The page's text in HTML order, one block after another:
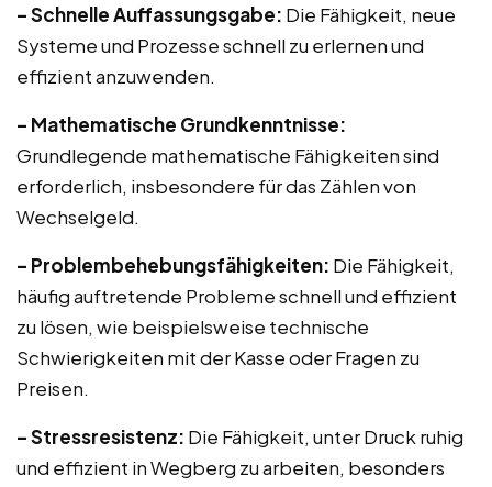
– Schnelle Auffassungsgabe: Die Fähigkeit, neue
Systeme und Prozesse schnell zu erlernen und
effizient anzuwenden.
– Mathematische Grundkenntnisse:
Grundlegende mathematische Fähigkeiten sind
erforderlich, insbesondere für das Zählen von
Wechselgeld.
– Problembehebungsfähigkeiten: Die Fähigkeit,
häufig auftretende Probleme schnell und effizient
zu lösen, wie beispielsweise technische
Schwierigkeiten mit der Kasse oder Fragen zu
Preisen.
– Stressresistenz: Die Fähigkeit, unter Druck ruhig
und effizient in Wegberg zu arbeiten, besonders